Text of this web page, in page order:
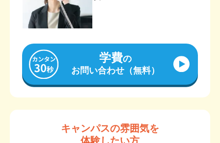
学費の
お問い合わせ（無料）
キャンパスの雰囲気を
体験したい方